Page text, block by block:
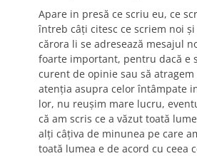
Apare in presă ce scriu eu, ce
întreb câţi citesc ce scriem noi şi
cărora li se adresează mesajul
foarte important, pentru dacă e
curent de opinie sau să
atenţia asupra celor întâmpate
lor, nu reuşim mare lucru,
că am scris ce a văzut toată
alţi câţiva de minunea pe care
toată lumea e de acord cu ceea